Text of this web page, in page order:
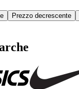
Prezzo decrescente